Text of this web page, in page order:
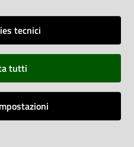
tecnici
tutti